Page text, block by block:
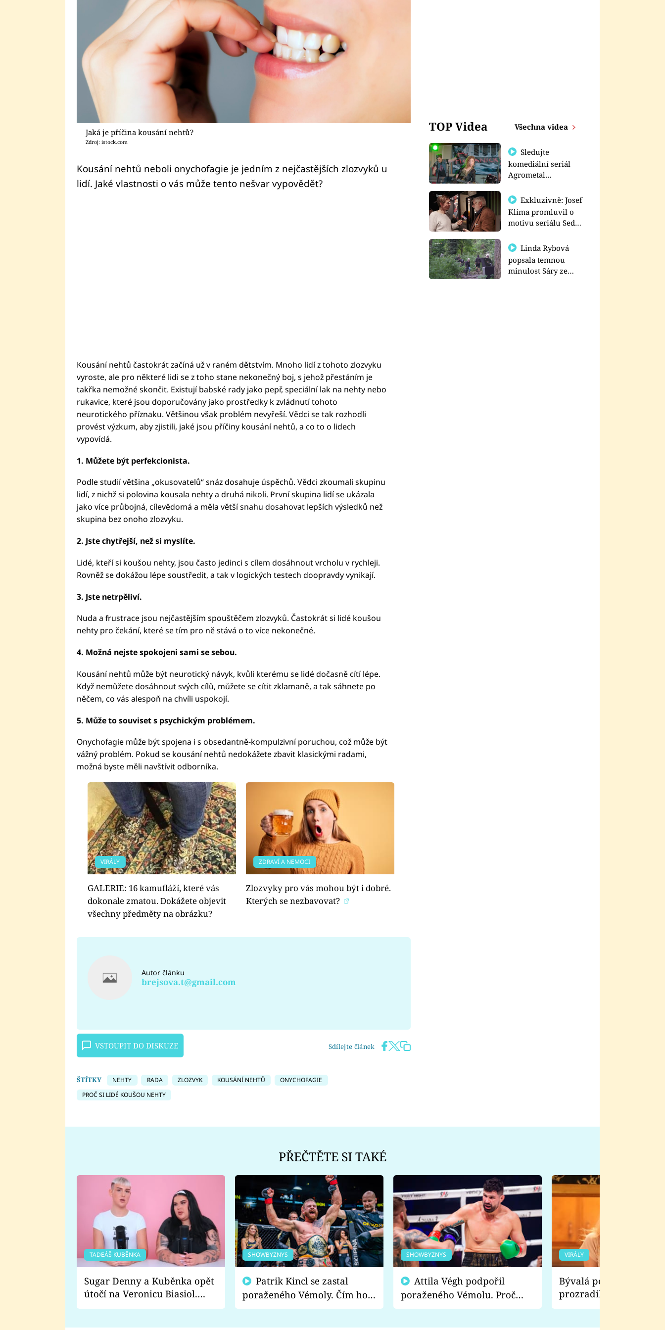
Jaká je příčina kousání nehtů?
Zdroj: istock.com
Kousání nehtů neboli onychofagie je jedním z nejčastějších zlozvyků u
lidí. Jaké vlastnosti o vás může tento nešvar vypovědět?
Kousání nehtů častokrát začíná už v raném dětstvím. Mnoho lidí z tohoto zlozvyku
vyroste, ale pro některé lidi se z toho stane nekonečný boj, s jehož přestáním je
takřka nemožné skončit. Existují babské rady jako pepř, speciální lak na nehty nebo
rukavice, které jsou doporučovány jako prostředky k zvládnutí tohoto
neurotického příznaku. Většinou však problém nevyřeší. Vědci se tak rozhodli
provést výzkum, aby zjistili, jaké jsou příčiny kousání nehtů, a co to o lidech
vypovídá.
1. Můžete být perfekcionista.
Podle studií většina „okusovatelů“ snáz dosahuje úspěchů. Vědci zkoumali skupinu
lidí, z nichž si polovina kousala nehty a druhá nikoli. První skupina lidí se ukázala
jako více průbojná, cílevědomá a měla větší snahu dosahovat lepších výsledků než
skupina bez onoho zlozvyku.
2. Jste chytřejší, než si myslíte.
Lidé, kteří si koušou nehty, jsou často jedinci s cílem dosáhnout vrcholu v rychleji.
Rovněž se dokážou lépe soustředit, a tak v logických testech doopravdy vynikají.
3. Jste netrpěliví.
Nuda a frustrace jsou nejčastějším spouštěčem zlozvyků. Častokrát si lidé koušou
nehty pro čekání, které se tím pro ně stává o to více nekonečné.
4. Možná nejste spokojeni sami se sebou.
Kousání nehtů může být neurotický návyk, kvůli kterému se lidé dočasně cítí lépe.
Když nemůžete dosáhnout svých cílů, můžete se cítit zklamaně, a tak sáhnete po
něčem, co vás alespoň na chvíli uspokojí.
5. Může to souviset s psychickým problémem.
Onychofagie může být spojena i s obsedantně-kompulzivní poruchou, což může být
vážný problém. Pokud se kousání nehtů nedokážete zbavit klasickými radami,
možná byste měli navštívit odborníka.
VIRÁLY
GALERIE: 16 kamufláží, které vás
dokonale zmatou. Dokážete objevit
všechny předměty na obrázku?
ZDRAVÍ A NEMOCI
Zlozvyky pro vás mohou být i dobré.
Kterých se nezbavovat?
Autor článku
brejsova.t@gmail.com
VSTOUPIT DO DISKUZE Sdílejte článek
ŠTÍTKY NEHTY RADA ZLOZVYK KOUSÁNÍ NEHTŮ
ONYCHOFAGIE
PROČ SI LIDÉ KOUŠOU NEHTY
TOP Videa Všechna videa
Sledujte
komediální seriál
Agrometal
prima+
Exkluzivně: Josef
Klíma promluvil o
motivu seriálu Sedm
Linda Rybová
popsala temnou
minulost Sáry ze
PŘEČTĚTE SI TAKÉ
TADEÁŠ KUBĚNKA
Sugar Denny a Kuběnka opět
útočí na Veronicu Biasiol.
Proč je podle nich falešná a
SHOWBYZNYS
poraženého Vémoly. Čím ho
fanoušci naštvali?
SHOWBYZNYS
poraženého Vémolu. Proč
chce raději zápasit s ním než
VIRÁLY
Bývalá pornoherečka
prozradila, co ji
natáčení Euforie.